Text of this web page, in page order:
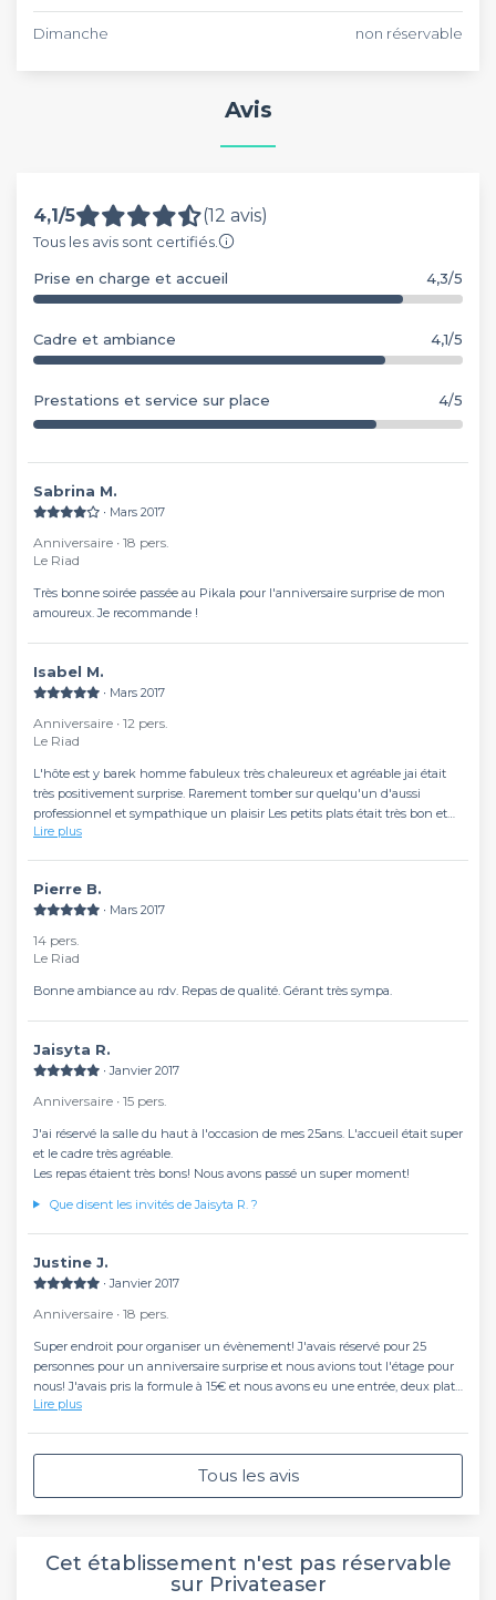
Dimanche non réservable
Avis
4,1/5 (12 avis)
Tous les avis sont certifiés.
Prise en charge et accueil 4,3/5
Cadre et ambiance 4,1/5
Prestations et service sur place 4/5
Sabrina M.
∙ Mars 2017
Anniversaire ∙ 18 pers.
Le Riad
Très bonne soirée passée au Pikala pour l'anniversaire surprise de mon
amoureux. Je recommande !
Isabel M.
∙ Mars 2017
Anniversaire ∙ 12 pers.
Le Riad
L'hôte est y barek homme fabuleux très chaleureux et agréable jai était
très positivement surprise. Rarement tomber sur quelqu'un d'aussi
professionnel et sympathique un plaisir Les petits plats était très bon et
les lieux de très très bon goût simplement sublime un charme à la
Lire plus
Pierre B.
∙ Mars 2017
14 pers.
Le Riad
Bonne ambiance au rdv. Repas de qualité. Gérant très sympa.
Jaisyta R.
∙ Janvier 2017
Anniversaire ∙ 15 pers.
J'ai réservé la salle du haut à l'occasion de mes 25ans. L'accueil était super
et le cadre très agréable.
Les repas étaient très bons! Nous avons passé un super moment!
Que disent les invités de Jaisyta R. ?
Justine J.
∙ Janvier 2017
Anniversaire ∙ 18 pers.
Super endroit pour organiser un évènement! J'avais réservé pour 25
personnes pour un anniversaire surprise et nous avions tout l'étage pour
nous! J'avais pris la formule à 15€ et nous avons eu une entrée, deux plats
(couscous et tajine) et des petits desserts marocains sans oublier le vin !
Lire plus
Tous les avis
Cet établissement n'est pas réservable
sur Privateaser